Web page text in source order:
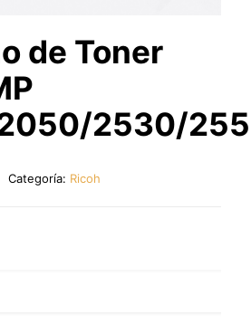
de Toner
2530/
Categoría: Ricoh